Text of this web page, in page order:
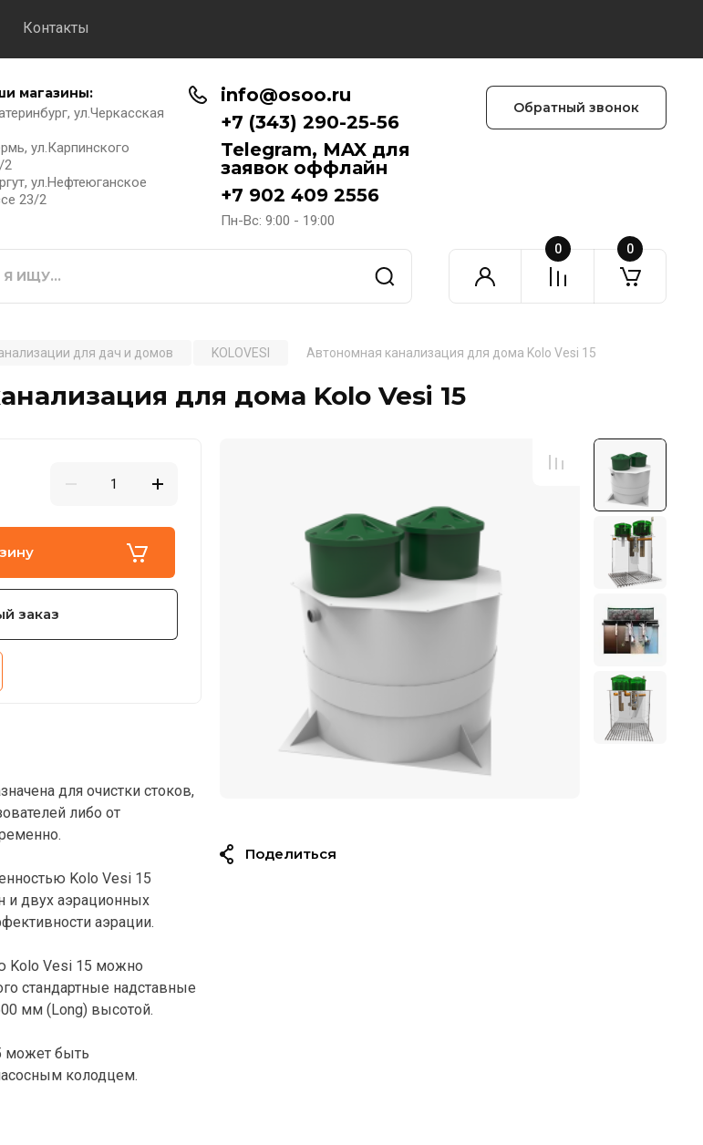
Контакты
магазины:
ул.Черкасская
ул.Карпинского
2
ул.Нефтеюганское
23/2
info@osoo.ru
+7 (343) 290-25-56
Telegram, MAX для
заявок оффлайн
+7 902 409 2556
Пн-Вс: 9:00 - 19:00
Обратный звонок
0 0
для дач и домов KOLOVESI Автономная канализация для дома Kolo Vesi 15
для дома Kolo Vesi 15
заказ
для очистки стоков,
либо от
Kolo Vesi 15
и двух аэрационных
аэрации.
Kolo Vesi 15 можно
стандартные надставные
мм (Long) высотой.
может быть
колодцем.
Поделиться